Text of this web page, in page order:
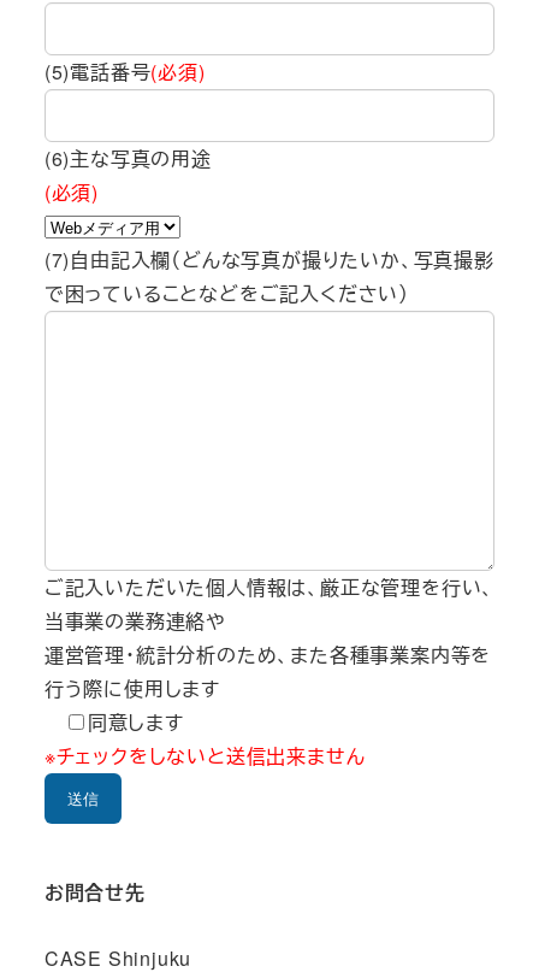
(5)電話番号(必須)
(6)主な写真の用途
(必須)
(7)自由記入欄（どんな写真が撮りたいか、写真撮影
で困っていることなどをご記入ください）
ご記入いただいた個人情報は、厳正な管理を行い、
当事業の業務連絡や
運営管理・統計分析のため、また各種事業案内等を
行う際に使用します
同意します
※チェックをしないと送信出来ません
お問合せ先
CASE Shinjuku